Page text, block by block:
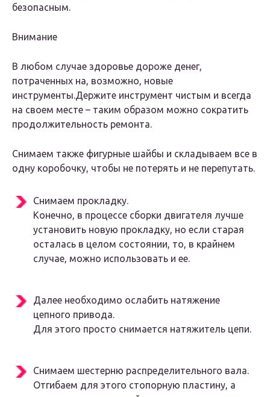
безопасным.
Внимание
В любом случае здоровье дороже денег,
потраченных на, возможно, новые
инструменты.Держите инструмент чистым и всегда
на своем месте – таким образом можно сократить
продолжительность ремонта.
Снимаем также фигурные шайбы и складываем все в
одну коробочку, чтобы не потерять и не перепутать.
Снимаем прокладку.
Конечно, в процессе сборки двигателя лучше
установить новую прокладку, но если старая
осталась в целом состоянии, то, в крайнем
случае, можно использовать и ее.
Далее необходимо ослабить натяжение
цепного привода.
Для этого просто снимается натяжитель цепи.
Снимаем шестерню распределительного вала.
Отгибаем для этого стопорную пластину, а